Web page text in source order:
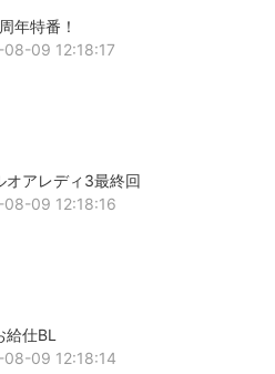
年特番！
09 12:18:17
オアレディ3最終回
09 12:18:16
給仕BL
09 12:18:14